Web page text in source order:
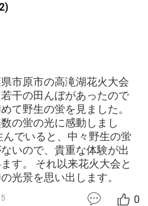
)
市原市の高滝湖花火大会
干の田んぼがあったので
て野生の蛍を見ました。
の蛍の光に感動しまし
んでいると、中々野生の蛍
いので、貴重な体験が出
す。 それ以来花火大会と
光景を思い出します。
0